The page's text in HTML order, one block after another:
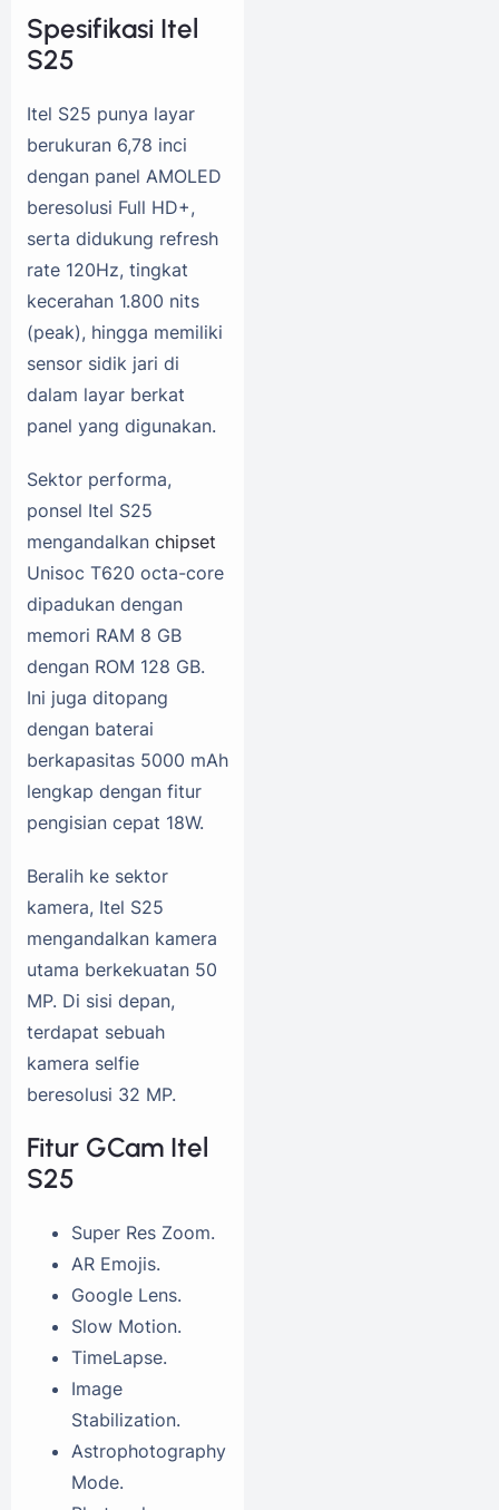
Spesifikasi Itel
S25
Itel S25 punya layar
berukuran 6,78 inci
dengan panel AMOLED
beresolusi Full HD+,
serta didukung refresh
rate 120Hz, tingkat
kecerahan 1.800 nits
(peak), hingga memiliki
sensor sidik jari di
dalam layar berkat
panel yang digunakan.
Sektor performa,
ponsel Itel S25
mengandalkan chipset
Unisoc T620 octa-core
dipadukan dengan
memori RAM 8 GB
dengan ROM 128 GB.
Ini juga ditopang
dengan baterai
berkapasitas 5000 mAh
lengkap dengan fitur
pengisian cepat 18W.
Beralih ke sektor
kamera, Itel S25
mengandalkan kamera
utama berkekuatan 50
MP. Di sisi depan,
terdapat sebuah
kamera selfie
beresolusi 32 MP.
Fitur GCam Itel
S25
Super Res Zoom.
AR Emojis.
Google Lens.
Slow Motion.
TimeLapse.
Image
Stabilization.
Astrophotography
Mode.